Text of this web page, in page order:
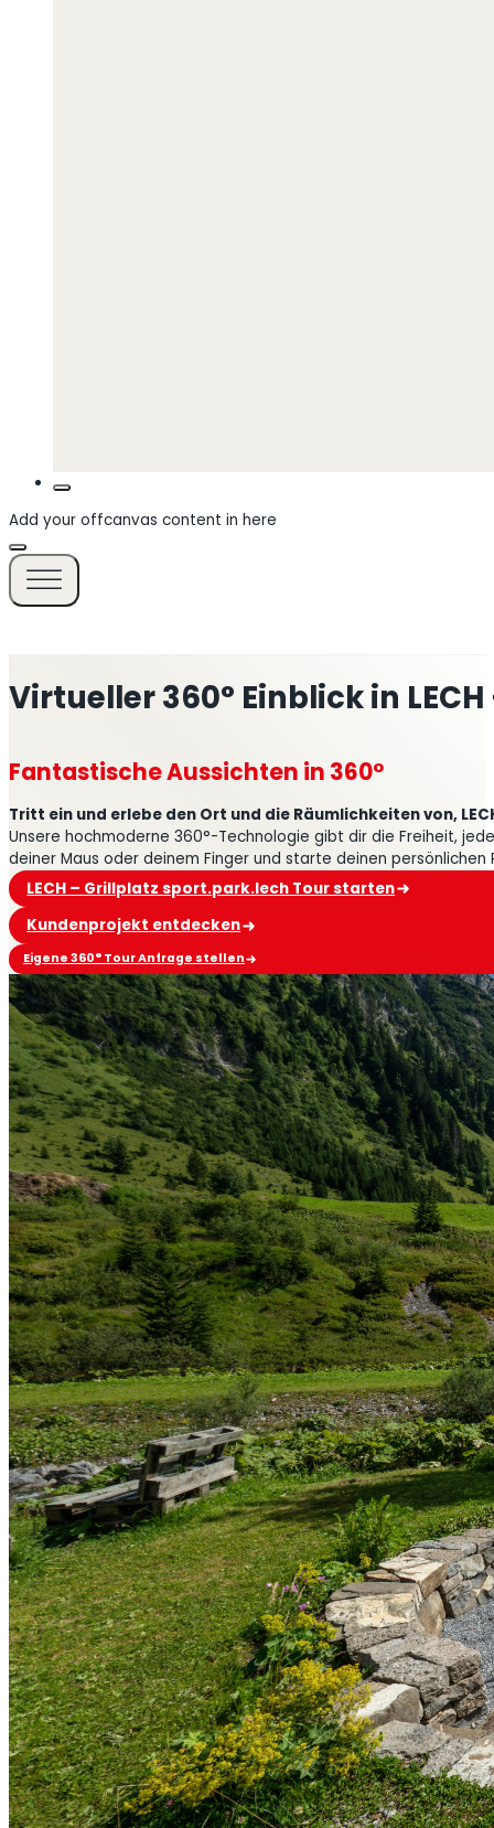
Add your offcanvas content in here
Fantastische Aussichten in 360°
Virtueller 360° Einblick in
Tritt ein und erlebe den Ort und die Räumlichkeiten von,
Unsere hochmoderne 360°-Technologie gibt dir die Freiheit,
deiner Maus oder deinem Finger und starte deinen persönlichen
LECH – Grillplatz sport.park.lech Tour starten
Kundenprojekt entdecken
Eigene 360° Tour Anfrage stellen